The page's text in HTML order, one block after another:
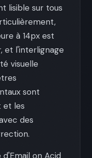
lisible sur tous
à 14px est
et l'interlignage
visuelle
sont
et les
des
on Acid